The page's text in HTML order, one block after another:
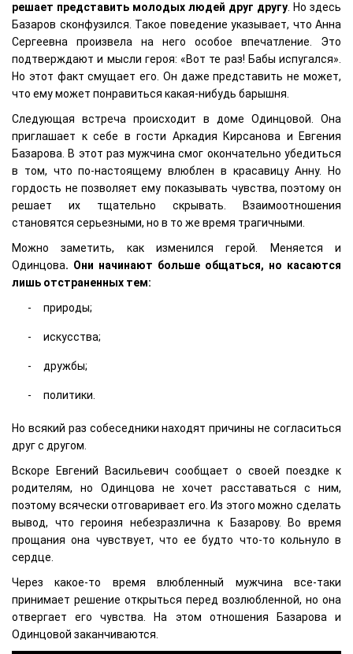
решает представить молодых людей друг другу . Но здесь
Базаров сконфузился. Такое поведение указывает, что Анна
Сергеевна произвела на него особое впечатление. Это
подтверждают и мысли героя: «Вот те раз! Бабы испугался».
Но этот факт смущает его. Он даже представить не может,
что ему может понравиться какая-нибудь барышня.
Следующая встреча происходит в доме Одинцовой. Она
приглашает к себе в гости Аркадия Кирсанова и Евгения
Базарова. В этот раз мужчина смог окончательно убедиться
в том, что по-настоящему влюблен в красавицу Анну. Но
гордость не позволяет ему показывать чувства, поэтому он
решает их тщательно скрывать. Взаимоотношения
становятся серьезными, но в то же время трагичными.
Можно заметить, как изменился герой. Меняется и
Одинцова. Они начинают больше общаться, но касаются
лишь отстраненных тем:
природы;
искусства;
дружбы;
политики.
Но всякий раз собеседники находят причины не согласиться
друг с другом.
Вскоре Евгений Васильевич сообщает о своей поездке к
родителям, но Одинцова не хочет расставаться с ним,
поэтому всячески отговаривает его. Из этого можно сделать
вывод, что героиня небезразлична к Базарову. Во время
прощания она чувствует, что ее будто что-то кольнуло в
сердце.
Через какое-то время влюбленный мужчина все-таки
принимает решение открыться перед возлюбленной, но она
отвергает его чувства. На этом отношения Базарова и
Одинцовой заканчиваются.